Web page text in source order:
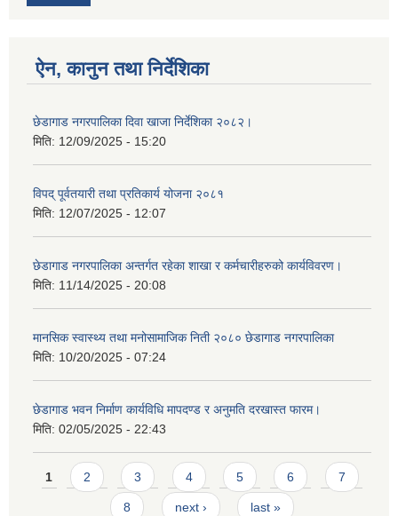
ऐन, कानुन तथा निर्देशिका
छेडागाड नगरपालिका दिवा खाजा निर्देशिका २०८२।
मिति: 12/09/2025 - 15:20
विपद् पूर्वतयारी तथा प्रतिकार्य योजना २०८१
मिति: 12/07/2025 - 12:07
छेडागाड नगरपालिका अन्तर्गत रहेका शाखा र कर्मचारीहरुको कार्यविवरण।
मिति: 11/14/2025 - 20:08
मानसिक स्वास्थ्य तथा मनोसामाजिक निती २०८० छेडागाड नगरपालिका
मिति: 10/20/2025 - 07:24
छेडागाड भवन निर्माण कार्यविधि मापदण्ड र अनुमति दरखास्त फारम।
मिति: 02/05/2025 - 22:43
Pages
1 2 3 4 5 6 7
8 next › last »